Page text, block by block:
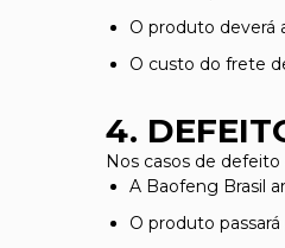
O produto deverá
O custo do frete
4.
Nos casos de defeito
A Baofeng Brasil
O produto